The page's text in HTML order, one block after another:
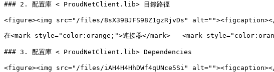
### 2. 配置庫 < ProudNetClient.lib> 目錄路徑
<figure><img src="/files/8sX39BJFS98Z1gzRjvDs"
在<mark style="color:orange;">連接器</mark> - <mark
### 3. 配置庫 < ProudNetClient.lib> Dependencies
<figure><img src="/files/iAH4H4HhDWf4qUNce5Si"